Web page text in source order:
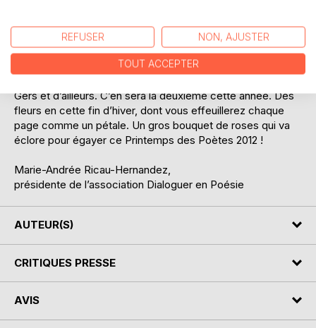
nos Rencontres en Poésie, d’être surtout lus : les paroles
s’envolent, les écrits restent…
« Qui scripsi, scripsi est » proclame une phrase célèbre…
Gers et d’ailleurs. C’en sera la deuxième cette année. Des
fleurs en cette fin d’hiver, dont vous effeuillerez chaque
page comme un pétale. Un gros bouquet de roses qui va
éclore pour égayer ce Printemps des Poètes 2012 !
Marie-Andrée Ricau-Hernandez,
présidente de l’association Dialoguer en Poésie
AUTEUR(S)
CRITIQUES PRESSE
AVIS
REFUSER NON, AJUSTER
TOUT ACCEPTER